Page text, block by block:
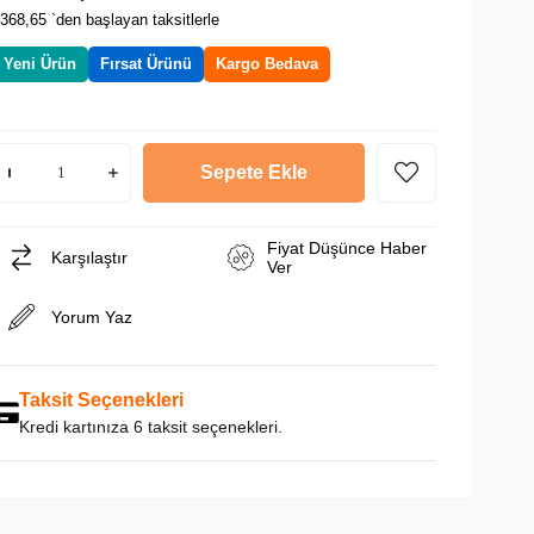
`den başlayan taksitlerle
Yeni Ürün Fırsat Ürünü Kargo Bedava
Karşılaştır
Fiyat Düşünce Haber
Ver
Yorum Yaz
Taksit Seçenekleri
Kredi kartınıza 6 taksit seçenekleri.